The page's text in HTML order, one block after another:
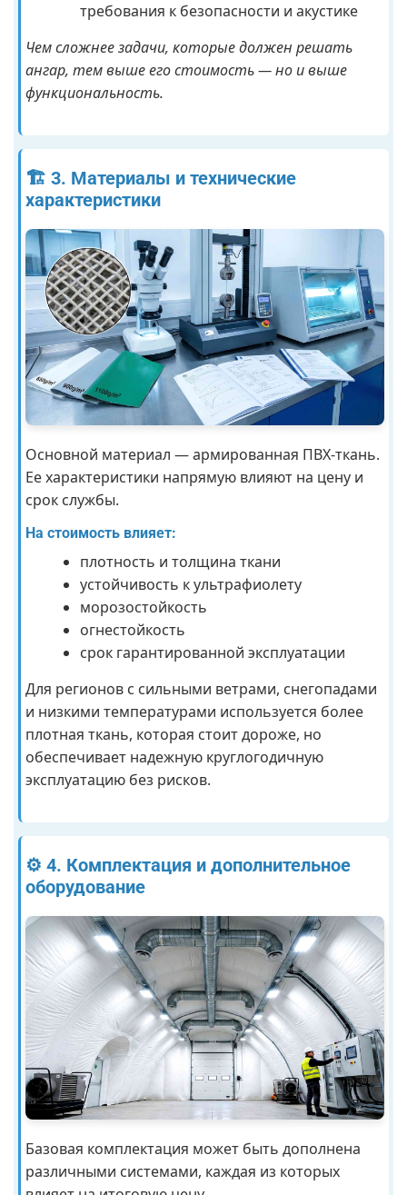
требования к безопасности и акустике
Чем сложнее задачи, которые должен решать
ангар, тем выше его стоимость — но и выше
функциональность.
🏗️ 3. Материалы и технические
характеристики
Основной материал — армированная ПВХ-ткань.
Ее характеристики напрямую влияют на цену и
срок службы.
На стоимость влияет:
плотность и толщина ткани
устойчивость к ультрафиолету
морозостойкость
огнестойкость
срок гарантированной эксплуатации
Для регионов с сильными ветрами, снегопадами
и низкими температурами используется более
плотная ткань, которая стоит дороже, но
обеспечивает надежную круглогодичную
эксплуатацию без рисков.
⚙️ 4. Комплектация и дополнительное
оборудование
Базовая комплектация может быть дополнена
различными системами, каждая из которых